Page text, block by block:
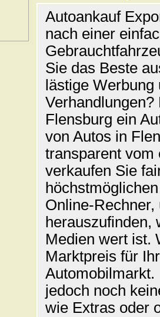
Autoankauf
nach einer
Sie das Beste
lästige
Flensburg ein
von Autos in
transparent vom
verkaufen Sie
Online-
herauszufinden,
Medien wert ist.
Marktpreis für
jedoch noch
wie Extras oder